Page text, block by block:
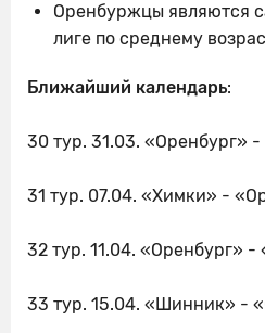
Оренбуржцы являются
лиге по среднему
Ближайший календарь:
30 тур. 31.03. «Оренбург» -
31 тур. 07.04. «Химки» -
32 тур. 11.04. «Оренбург» -
33 тур. 15.04. «Шинник» -